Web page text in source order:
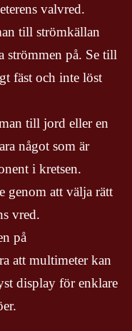
valvred.
till strömkällan
strömmen på. Se till
fäst och inte löst
till jord eller en
något som är
i kretsen.
genom att välja rätt
vred.
på
att multimeter kan
display för enklare